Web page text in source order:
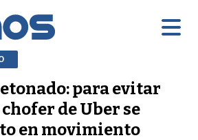
para evitar
de Uber se
en movimiento